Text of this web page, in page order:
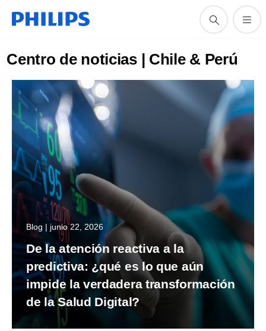
Centro de noticias | Chile & Perú
Blog | junio 22, 2026
De la atención reactiva a la
predictiva: ¿qué es lo que aún
impide la verdadera transformación
de la Salud Digital?